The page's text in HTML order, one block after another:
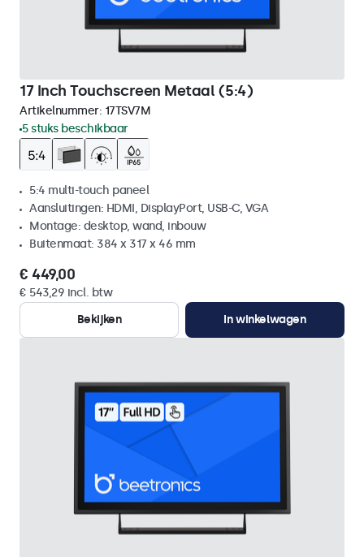
17 Inch Touchscreen Metaal (5:4)
Artikelnummer: 17TSV7M
5 stuks beschikbaar
5:4 multi-touch paneel
Aansluitingen: HDMI, DisplayPort, USB-C, VGA
Montage: desktop, wand, inbouw
Buitenmaat: 384 x 317 x 46 mm
€ 449,00
€ 543,29 incl. btw
Bekijken
In winkelwagen